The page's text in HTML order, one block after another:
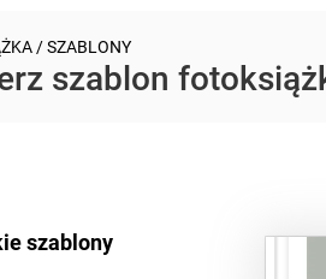
/ SZABLONY
szablon
szablony